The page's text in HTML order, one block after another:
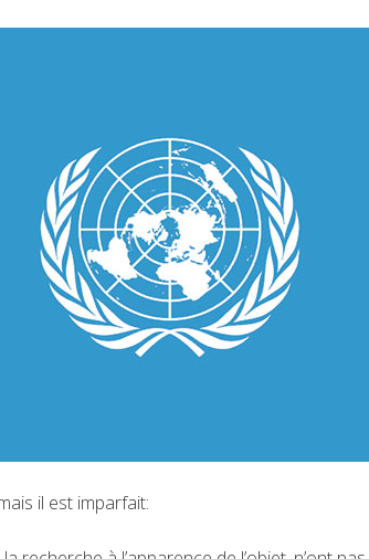
il est imparfait: